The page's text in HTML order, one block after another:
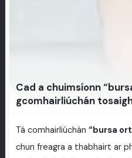
Cad a chuimsíonn
gcomhairliúchán
Tá comhairliúchán “bursa
chun freagra a thabhairt ar